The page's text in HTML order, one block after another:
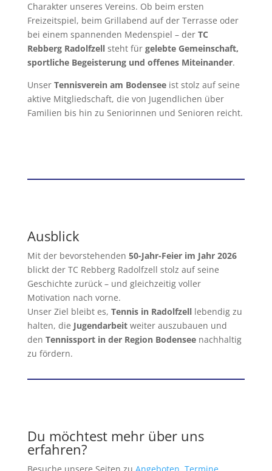
Charakter unseres Vereins. Ob beim ersten
Freizeitspiel, beim Grillabend auf der Terrasse oder
bei einem spannenden Medenspiel – der TC
Rebberg Radolfzellsteht für gelebte Gemeinschaft,
sportliche Begeisterung und offenes Miteinander.
Unser Tennisverein am Bodenseeist stolz auf seine
aktive Mitgliedschaft, die von Jugendlichen über
Familien bis hin zu Seniorinnen und Senioren reicht.
Ausblick
Mit der bevorstehenden 50-Jahr-Feier im Jahr 2026
blickt der TC Rebberg Radolfzell stolz auf seine
Geschichte zurück – und gleichzeitig voller
Motivation nach vorne.
Unser Ziel bleibt es, Tennis in Radolfzelllebendig zu
halten, die Jugendarbeitweiter auszubauen und
den Tennissport in der Region Bodenseenachhaltig
zu fördern.
Du möchtest mehr über uns
erfahren?